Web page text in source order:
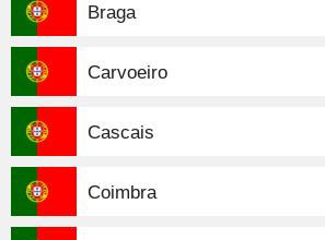
Braga
Carvoeiro
Cascais
Coimbra